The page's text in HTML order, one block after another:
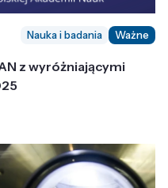
Nauka i badania Ważne
z wyróżniającymi